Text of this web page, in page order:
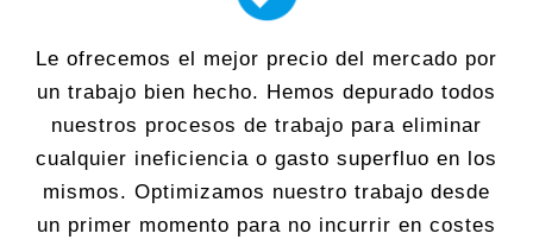
Le ofrecemos el mejor precio del mercado por
un trabajo bien hecho. Hemos depurado todos
nuestros procesos de trabajo para eliminar
cualquier ineficiencia o gasto superfluo en los
mismos. Optimizamos nuestro trabajo desde
un primer momento para no incurrir en costes